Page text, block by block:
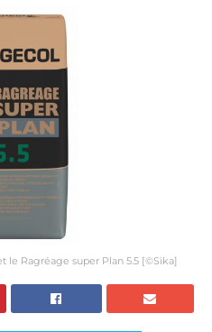
le Ragréage super Plan 5.5 [©Sika]